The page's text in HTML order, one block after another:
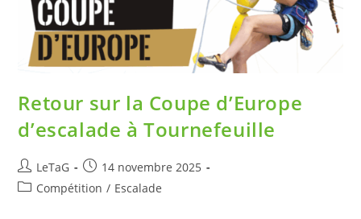
Retour sur la Coupe d’Europe
d’escalade à Tournefeuille
LeTaG
14 novembre 2025
Compétition / Escalade